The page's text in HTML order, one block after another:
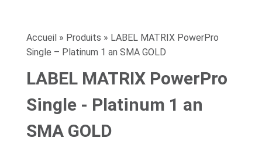
Accueil » Produits » LABEL MATRIX PowerPro
Single – Platinum 1 an SMA GOLD
LABEL MATRIX PowerPro
Single - Platinum 1 an
SMA GOLD